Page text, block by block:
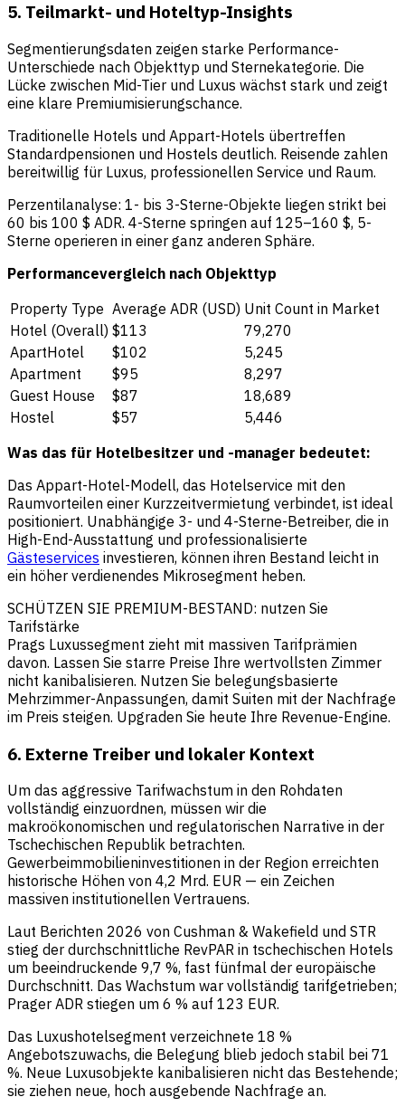
5. Teilmarkt- und Hoteltyp-Insights
Segmentierungsdaten zeigen starke Performance-
Unterschiede nach Objekttyp und Sternekategorie. Die
Lücke zwischen Mid-Tier und Luxus wächst stark und zeigt
eine klare Premiumisierungschance.
Traditionelle Hotels und Appart-Hotels übertreffen
Standardpensionen und Hostels deutlich. Reisende zahlen
bereitwillig für Luxus, professionellen Service und Raum.
Perzentilanalyse: 1- bis 3-Sterne-Objekte liegen strikt bei
60 bis 100 $ ADR. 4-Sterne springen auf 125–160 $, 5-
Sterne operieren in einer ganz anderen Sphäre.
Performancevergleich nach Objekttyp
Property Type Average ADR (USD) Unit Count in Market
Hotel (Overall) $113
79,270
ApartHotel
$102
5,245
Apartment
$95
8,297
Guest House
$87
18,689
Hostel
$57
5,446
Was das für Hotelbesitzer und -manager bedeutet:
Das Appart-Hotel-Modell, das Hotelservice mit den
Raumvorteilen einer Kurzzeitvermietung verbindet, ist ideal
positioniert. Unabhängige 3- und 4-Sterne-Betreiber, die in
High-End-Ausstattung und professionalisierte
Gästeservices investieren, können ihren Bestand leicht in
ein höher verdienendes Mikrosegment heben.
SCHÜTZEN SIE PREMIUM-BESTAND: nutzen Sie
Tarifstärke
Prags Luxussegment zieht mit massiven Tarifprämien
davon. Lassen Sie starre Preise Ihre wertvollsten Zimmer
nicht kanibalisieren. Nutzen Sie belegungsbasierte
Mehrzimmer-Anpassungen, damit Suiten mit der Nachfrage
im Preis steigen. Upgraden Sie heute Ihre Revenue-Engine.
6. Externe Treiber und lokaler Kontext
Um das aggressive Tarifwachstum in den Rohdaten
vollständig einzuordnen, müssen wir die
makroökonomischen und regulatorischen Narrative in der
Tschechischen Republik betrachten.
Gewerbeimmobilieninvestitionen in der Region erreichten
historische Höhen von 4,2 Mrd. EUR — ein Zeichen
massiven institutionellen Vertrauens.
Laut Berichten 2026 von Cushman & Wakefield und STR
stieg der durchschnittliche RevPAR in tschechischen Hotels
um beeindruckende 9,7 %, fast fünfmal der europäische
Durchschnitt. Das Wachstum war vollständig tarifgetrieben;
Prager ADR stiegen um 6 % auf 123 EUR.
Das Luxushotelsegment verzeichnete 18 %
Angebotszuwachs, die Belegung blieb jedoch stabil bei 71
%. Neue Luxusobjekte kanibalisieren nicht das Bestehende;
sie ziehen neue, hoch ausgebende Nachfrage an.